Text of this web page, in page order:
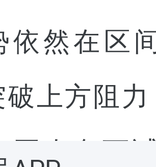
依然在区
上方阻
再次向下